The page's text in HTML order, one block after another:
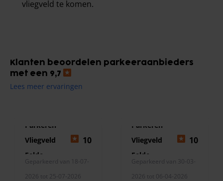
vliegveld te komen.
Klanten beoordelen parkeeraanbieders
met een 9,7
Lees meer ervaringen
Parkeren
Vliegveld
Eelde
10
Geparkeerd van 18-07-
2026 tot 25-07-2026
Parkeren
Vliegveld
Eelde
10
Geparkeerd van 30-03-
2026 tot 06-04-2026